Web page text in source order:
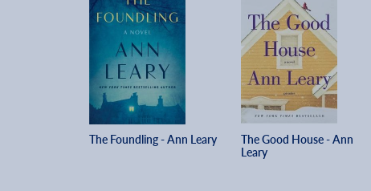
The Foundling - Ann Leary
The Good House - Ann
Leary